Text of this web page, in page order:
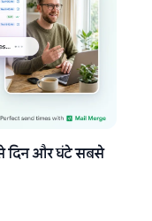
दिन और घंटे सबसे